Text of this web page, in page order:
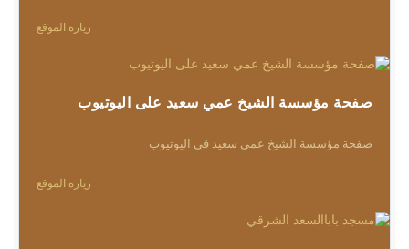
زيارة الموقع
صفحة مؤسسة الشيخ عمي سعيد على اليوتيوب
صفحة مؤسسة الشيخ عمي سعيد في اليوتيوب
زيارة الموقع